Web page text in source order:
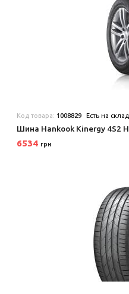
Код товара: 1008829 Есть на
Шина Hankook Kinergy 4S2
6534 грн